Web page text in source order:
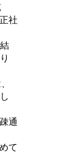
社
通
て